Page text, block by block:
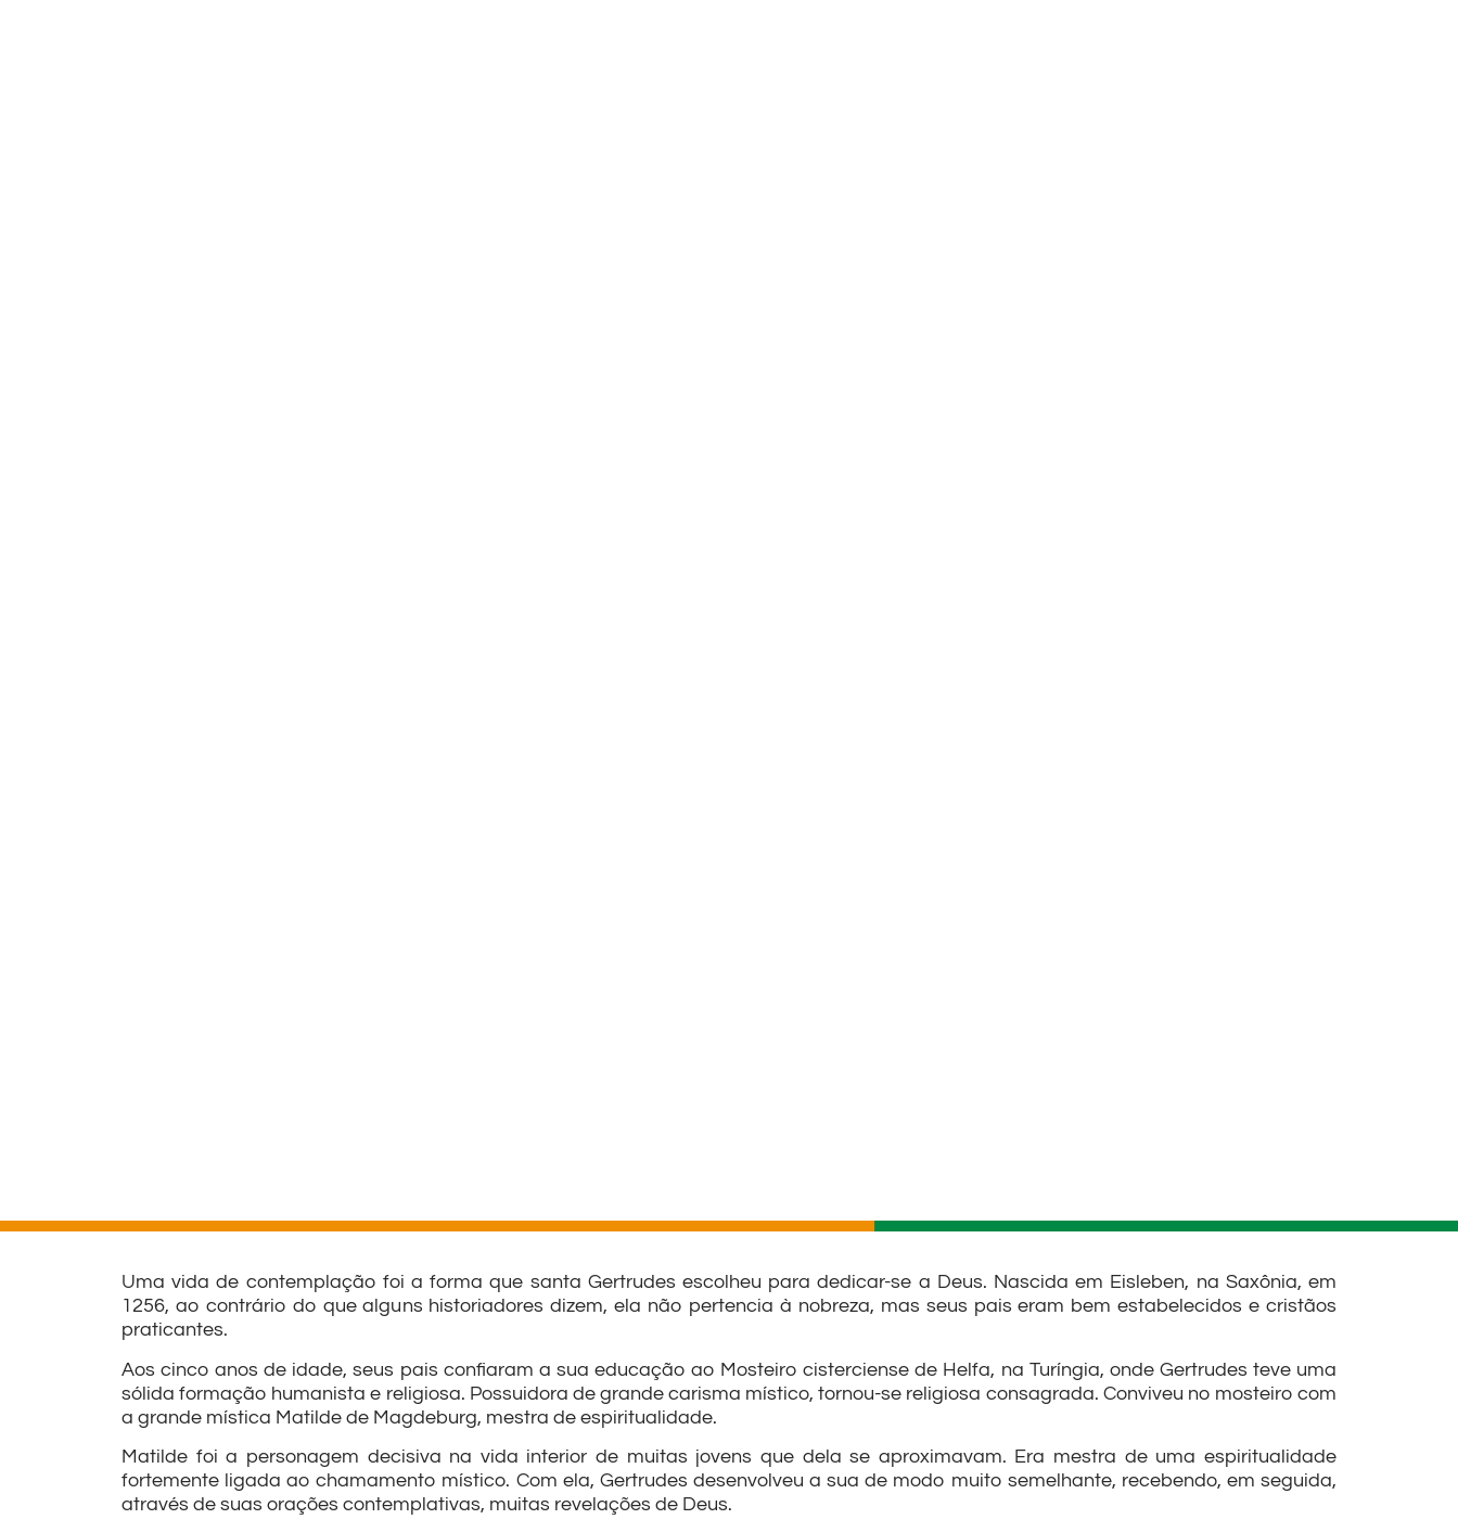
Uma vida de contemplação foi a forma que santa Gertrudes escolheu para dedicar-se a Deus. Nascida em Eisleben, na Saxônia, em
1256, ao contrário do que alguns historiadores dizem, ela não pertencia à nobreza, mas seus pais eram bem estabelecidos e cristãos
praticantes.
Aos cinco anos de idade, seus pais confiaram a sua educação ao Mosteiro cisterciense de Helfa, na Turíngia, onde Gertrudes teve uma
sólida formação humanista e religiosa. Possuidora de grande carisma místico, tornou-se religiosa consagrada. Conviveu no mosteiro com
a grande mística Matilde de Magdeburg, mestra de espiritualidade.
Matilde foi a personagem decisiva na vida interior de muitas jovens que dela se aproximavam. Era mestra de uma espiritualidade
fortemente ligada ao chamamento místico. Com ela, Gertrudes desenvolveu a sua de modo muito semelhante, recebendo, em seguida,
através de suas orações contemplativas, muitas revelações de Deus.